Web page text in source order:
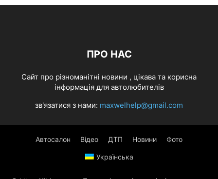
ПРО НАС
Cайт про різноманітні новини , цікава та корисна
інформація для автолюбителів
зв'язатися з нами: maxwelhelp@gmail.com
Автосалон Відео ДТП Новини Фото
Українська